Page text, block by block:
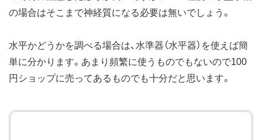
の場合はそこまで神経質になる必要は無いでしょう。
水平かどうかを調べる場合は、水準器（水平器）を使えば簡
単に分かります。あまり頻繁に使うものでもないので100
円ショップに売ってあるものでも十分だと思います。